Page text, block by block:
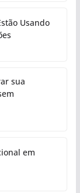
Usando
sua
em